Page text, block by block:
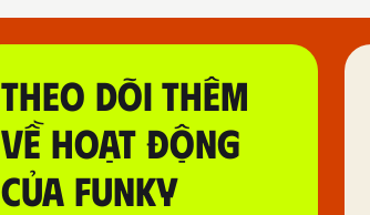
THEO DÕI THÊM
VỀ HOẠT ĐỘNG
CỦA FUNKY